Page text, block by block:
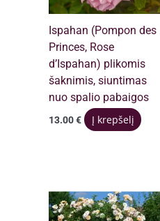
Ispahan (Pompon des
Princes, Rose
d’Ispahan) plikomis
šaknimis, siuntimas
nuo spalio pabaigos
13.00€ Į krepšelį